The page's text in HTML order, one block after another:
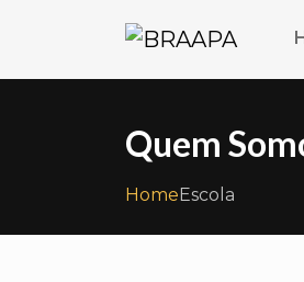
HomeEscola
Quem